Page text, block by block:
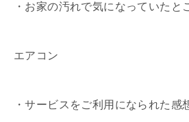
・お家の汚れで気になっていたと
エアコン
・サービスをご利用になられた感